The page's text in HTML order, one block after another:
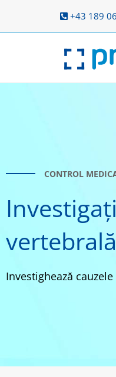
content
+43 189
CONTROL
Investighează